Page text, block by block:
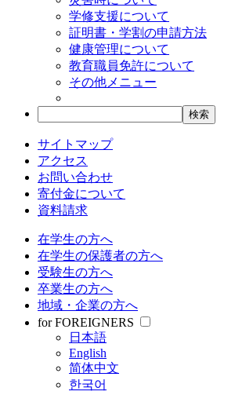
学修支援について
証明書・学割の申請方法
健康管理について
教育職員免許について
その他メニュー
サイトマップ
アクセス
お問い合わせ
寄付金について
資料請求
在学生の方へ
在学生の保護者の方へ
受験生の方へ
卒業生の方へ
地域・企業の方へ
for FOREIGNERS
日本語
English
简体中文
한국어